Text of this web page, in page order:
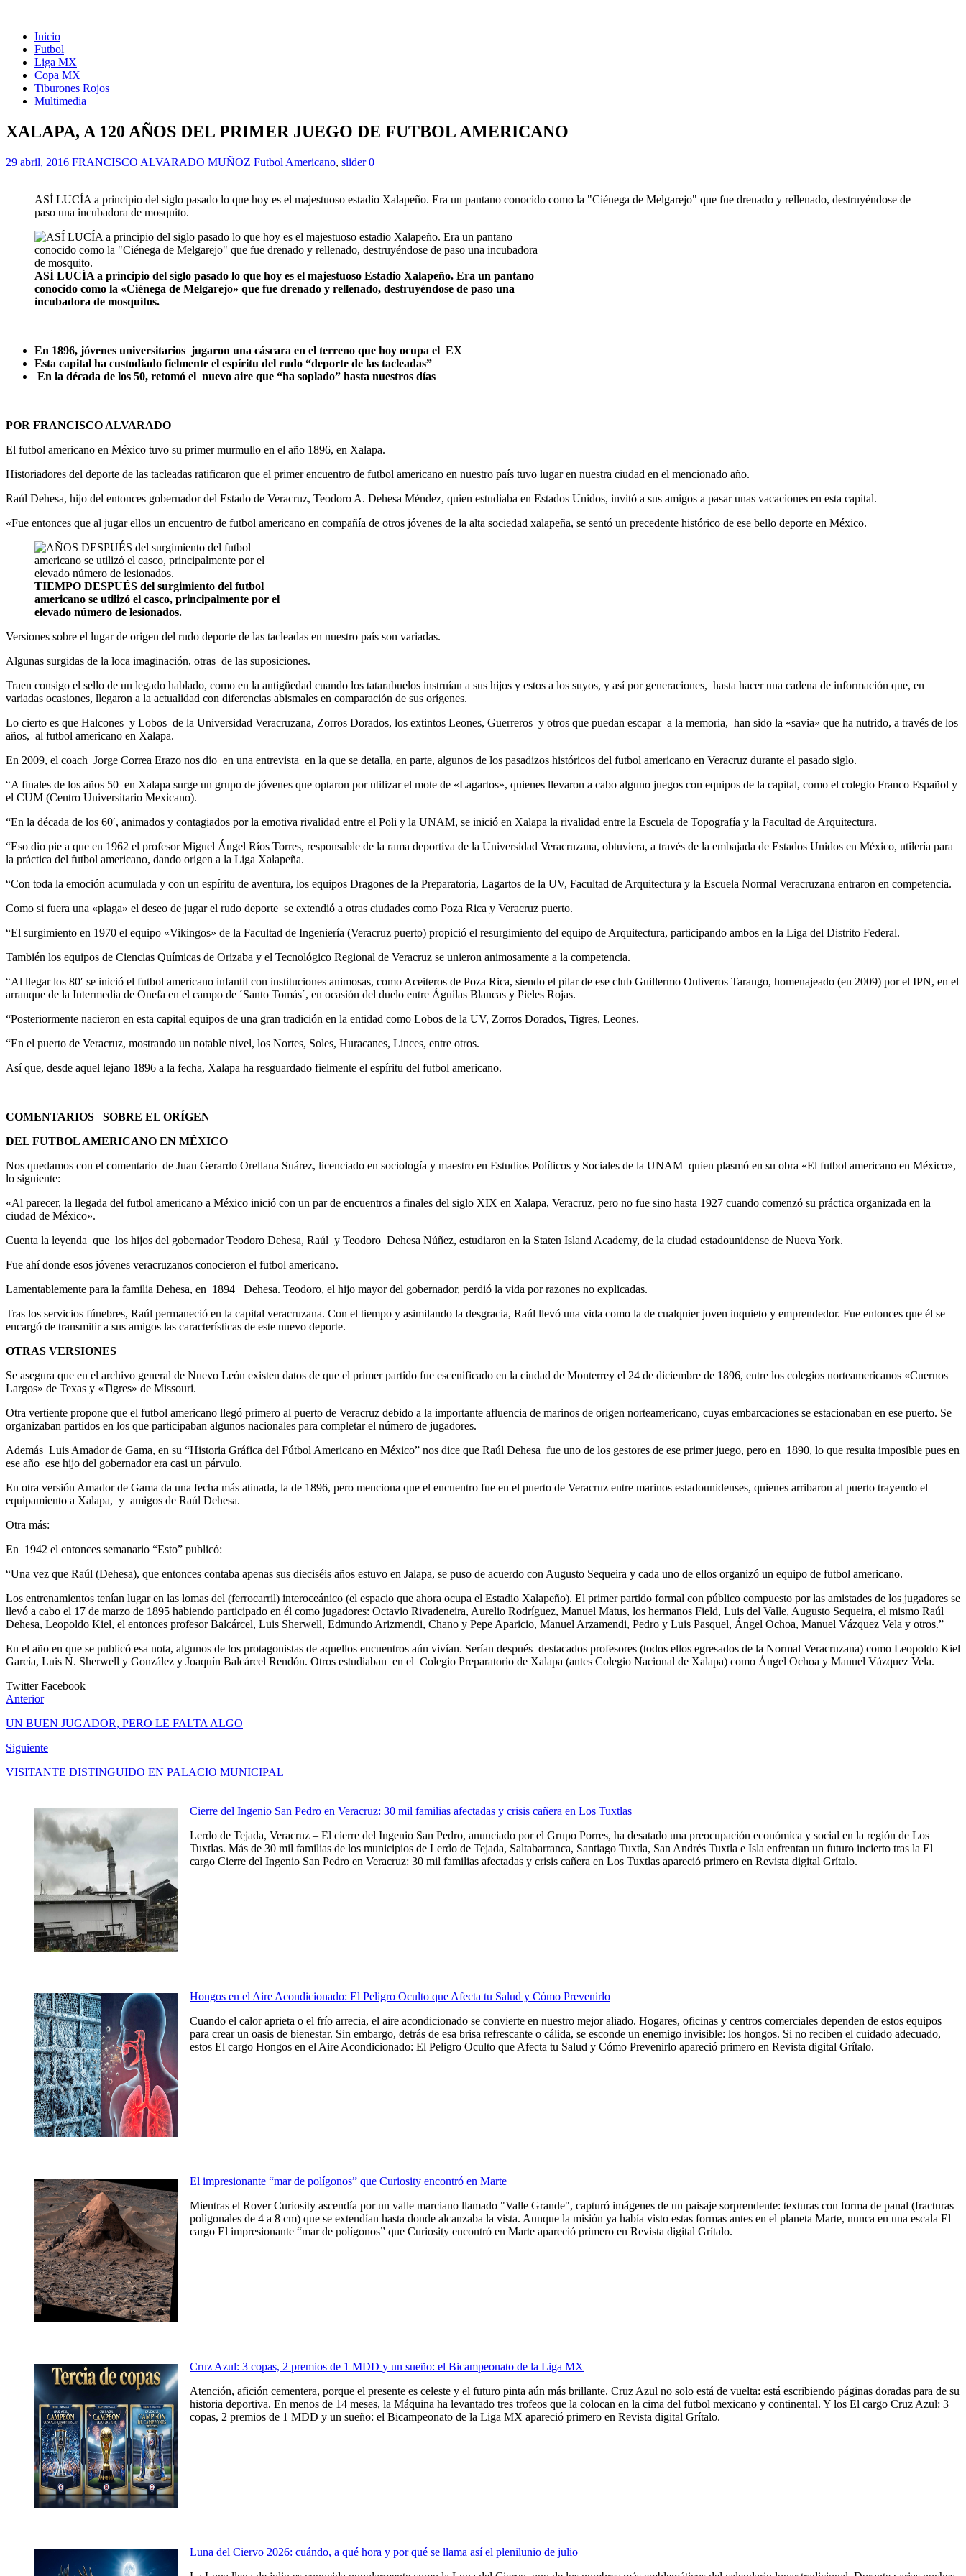
Inicio
Futbol
Liga MX
Copa MX
Tiburones Rojos
Multimedia
XALAPA, A 120 AÑOS DEL PRIMER JUEGO DE FUTBOL AMERICANO
29 abril, 2016 FRANCISCO ALVARADO MUÑOZ Futbol Americano, slider 0
ASÍ LUCÍA a principio del siglo pasado lo que hoy es el majestuoso estadio Xalapeño. Era un pantano conocido como la "Ciénega de Melgarejo" que fue drenado y rellenado, destruyéndose de
paso una incubadora de mosquito.
ASÍ LUCÍA a principio del siglo pasado lo que hoy es el majestuoso Estadio Xalapeño. Era un pantano
conocido como la «Ciénega de Melgarejo» que fue drenado y rellenado, destruyéndose de paso una
incubadora de mosquitos.
En 1896, jóvenes universitarios jugaron una cáscara en el terreno que hoy ocupa el EX
Esta capital ha custodiado fielmente el espíritu del rudo “deporte de las tacleadas”
En la década de los 50, retomó el nuevo aire que “ha soplado” hasta nuestros días
POR FRANCISCO ALVARADO
El futbol americano en México tuvo su primer murmullo en el año 1896, en Xalapa.
Historiadores del deporte de las tacleadas ratificaron que el primer encuentro de futbol americano en nuestro país tuvo lugar en nuestra ciudad en el mencionado año.
Raúl Dehesa, hijo del entonces gobernador del Estado de Veracruz, Teodoro A. Dehesa Méndez, quien estudiaba en Estados Unidos, invitó a sus amigos a pasar unas vacaciones en esta capital.
«Fue entonces que al jugar ellos un encuentro de futbol americano en compañía de otros jóvenes de la alta sociedad xalapeña, se sentó un precedente histórico de ese bello deporte en México.
TIEMPO DESPUÉS del surgimiento del futbol
americano se utilizó el casco, principalmente por el
elevado número de lesionados.
Versiones sobre el lugar de origen del rudo deporte de las tacleadas en nuestro país son variadas.
Algunas surgidas de la loca imaginación, otras de las suposiciones.
Traen consigo el sello de un legado hablado, como en la antigüedad cuando los tatarabuelos instruían a sus hijos y estos a los suyos, y así por generaciones, hasta hacer una cadena de información que, en
variadas ocasiones, llegaron a la actualidad con diferencias abismales en comparación de sus orígenes.
Lo cierto es que Halcones y Lobos de la Universidad Veracruzana, Zorros Dorados, los extintos Leones, Guerreros y otros que puedan escapar a la memoria, han sido la «savia» que ha nutrido, a través de los
años, al futbol americano en Xalapa.
En 2009, el coach Jorge Correa Erazo nos dio en una entrevista en la que se detalla, en parte, algunos de los pasadizos históricos del futbol americano en Veracruz durante el pasado siglo.
“A finales de los años 50 en Xalapa surge un grupo de jóvenes que optaron por utilizar el mote de «Lagartos», quienes llevaron a cabo alguno juegos con equipos de la capital, como el colegio Franco Español y
el CUM (Centro Universitario Mexicano).
“En la década de los 60′, animados y contagiados por la emotiva rivalidad entre el Poli y la UNAM, se inició en Xalapa la rivalidad entre la Escuela de Topografía y la Facultad de Arquitectura.
“Eso dio pie a que en 1962 el profesor Miguel Ángel Ríos Torres, responsable de la rama deportiva de la Universidad Veracruzana, obtuviera, a través de la embajada de Estados Unidos en México, utilería para
la práctica del futbol americano, dando origen a la Liga Xalapeña.
“Con toda la emoción acumulada y con un espíritu de aventura, los equipos Dragones de la Preparatoria, Lagartos de la UV, Facultad de Arquitectura y la Escuela Normal Veracruzana entraron en competencia.
Como si fuera una «plaga» el deseo de jugar el rudo deporte se extendió a otras ciudades como Poza Rica y Veracruz puerto.
“El surgimiento en 1970 el equipo «Vikingos» de la Facultad de Ingeniería (Veracruz puerto) propició el resurgimiento del equipo de Arquitectura, participando ambos en la Liga del Distrito Federal.
También los equipos de Ciencias Químicas de Orizaba y el Tecnológico Regional de Veracruz se unieron animosamente a la competencia.
“Al llegar los 80′ se inició el futbol americano infantil con instituciones animosas, como Aceiteros de Poza Rica, siendo el pilar de ese club Guillermo Ontiveros Tarango, homenajeado (en 2009) por el IPN, en el
arranque de la Intermedia de Onefa en el campo de ´Santo Tomás´, en ocasión del duelo entre Águilas Blancas y Pieles Rojas.
“Posteriormente nacieron en esta capital equipos de una gran tradición en la entidad como Lobos de la UV, Zorros Dorados, Tigres, Leones.
“En el puerto de Veracruz, mostrando un notable nivel, los Nortes, Soles, Huracanes, Linces, entre otros.
Así que, desde aquel lejano 1896 a la fecha, Xalapa ha resguardado fielmente el espíritu del futbol americano.
COMENTARIOS SOBRE EL ORÍGEN
DEL FUTBOL AMERICANO EN MÉXICO
Nos quedamos con el comentario de Juan Gerardo Orellana Suárez, licenciado en sociología y maestro en Estudios Políticos y Sociales de la UNAM quien plasmó en su obra «El futbol americano en México»,
lo siguiente:
«Al parecer, la llegada del futbol americano a México inició con un par de encuentros a finales del siglo XIX en Xalapa, Veracruz, pero no fue sino hasta 1927 cuando comenzó su práctica organizada en la
ciudad de México».
Cuenta la leyenda que los hijos del gobernador Teodoro Dehesa, Raúl y Teodoro Dehesa Núñez, estudiaron en la Staten Island Academy, de la ciudad estadounidense de Nueva York.
Fue ahí donde esos jóvenes veracruzanos conocieron el futbol americano.
Lamentablemente para la familia Dehesa, en 1894 Dehesa. Teodoro, el hijo mayor del gobernador, perdió la vida por razones no explicadas.
Tras los servicios fúnebres, Raúl permaneció en la capital veracruzana. Con el tiempo y asimilando la desgracia, Raúl llevó una vida como la de cualquier joven inquieto y emprendedor. Fue entonces que él se
encargó de transmitir a sus amigos las características de este nuevo deporte.
OTRAS VERSIONES
Se asegura que en el archivo general de Nuevo León existen datos de que el primer partido fue escenificado en la ciudad de Monterrey el 24 de diciembre de 1896, entre los colegios norteamericanos «Cuernos
Largos» de Texas y «Tigres» de Missouri.
Otra vertiente propone que el futbol americano llegó primero al puerto de Veracruz debido a la importante afluencia de marinos de origen norteamericano, cuyas embarcaciones se estacionaban en ese puerto. Se
organizaban partidos en los que participaban algunos nacionales para completar el número de jugadores.
Además Luis Amador de Gama, en su “Historia Gráfica del Fútbol Americano en México” nos dice que Raúl Dehesa fue uno de los gestores de ese primer juego, pero en 1890, lo que resulta imposible pues en
ese año ese hijo del gobernador era casi un párvulo.
En otra versión Amador de Gama da una fecha más atinada, la de 1896, pero menciona que el encuentro fue en el puerto de Veracruz entre marinos estadounidenses, quienes arribaron al puerto trayendo el
equipamiento a Xalapa, y amigos de Raúl Dehesa.
Otra más:
En 1942 el entonces semanario “Esto” publicó:
“Una vez que Raúl (Dehesa), que entonces contaba apenas sus dieciséis años estuvo en Jalapa, se puso de acuerdo con Augusto Sequeira y cada uno de ellos organizó un equipo de futbol americano.
Los entrenamientos tenían lugar en las lomas del (ferrocarril) interoceánico (el espacio que ahora ocupa el Estadio Xalapeño). El primer partido formal con público compuesto por las amistades de los jugadores se
llevó a cabo el 17 de marzo de 1895 habiendo participado en él como jugadores: Octavio Rivadeneira, Aurelio Rodríguez, Manuel Matus, los hermanos Field, Luis del Valle, Augusto Sequeira, el mismo Raúl
Dehesa, Leopoldo Kiel, el entonces profesor Balcárcel, Luis Sherwell, Edmundo Arizmendi, Chano y Pepe Aparicio, Manuel Arzamendi, Pedro y Luis Pasquel, Ángel Ochoa, Manuel Vázquez Vela y otros.”
En el año en que se publicó esa nota, algunos de los protagonistas de aquellos encuentros aún vivían. Serían después destacados profesores (todos ellos egresados de la Normal Veracruzana) como Leopoldo Kiel
García, Luis N. Sherwell y González y Joaquín Balcárcel Rendón. Otros estudiaban en el Colegio Preparatorio de Xalapa (antes Colegio Nacional de Xalapa) como Ángel Ochoa y Manuel Vázquez Vela.
TwitterFacebook
Anterior
UN BUEN JUGADOR, PERO LE FALTA ALGO
Siguiente
VISITANTE DISTINGUIDO EN PALACIO MUNICIPAL
Cierre del Ingenio San Pedro en Veracruz: 30 mil familias afectadas y crisis cañera en Los Tuxtlas
Lerdo de Tejada, Veracruz – El cierre del Ingenio San Pedro, anunciado por el Grupo Porres, ha desatado una preocupación económica y social en la región de Los
Tuxtlas. Más de 30 mil familias de los municipios de Lerdo de Tejada, Saltabarranca, Santiago Tuxtla, San Andrés Tuxtla e Isla enfrentan un futuro incierto tras la El
cargo Cierre del Ingenio San Pedro en Veracruz: 30 mil familias afectadas y crisis cañera en Los Tuxtlas apareció primero en Revista digital Grítalo.
Hongos en el Aire Acondicionado: El Peligro Oculto que Afecta tu Salud y Cómo Prevenirlo
Cuando el calor aprieta o el frío arrecia, el aire acondicionado se convierte en nuestro mejor aliado. Hogares, oficinas y centros comerciales dependen de estos equipos
para crear un oasis de bienestar. Sin embargo, detrás de esa brisa refrescante o cálida, se esconde un enemigo invisible: los hongos. Si no reciben el cuidado adecuado,
estos El cargo Hongos en el Aire Acondicionado: El Peligro Oculto que Afecta tu Salud y Cómo Prevenirlo apareció primero en Revista digital Grítalo.
El impresionante “mar de polígonos” que Curiosity encontró en Marte
Mientras el Rover Curiosity ascendía por un valle marciano llamado "Valle Grande", capturó imágenes de un paisaje sorprendente: texturas con forma de panal (fracturas
poligonales de 4 a 8 cm) que se extendían hasta donde alcanzaba la vista. Aunque la misión ya había visto estas formas antes en el planeta Marte, nunca en una escala El
cargo El impresionante “mar de polígonos” que Curiosity encontró en Marte apareció primero en Revista digital Grítalo.
Cruz Azul: 3 copas, 2 premios de 1 MDD y un sueño: el Bicampeonato de la Liga MX
Atención, afición cementera, porque el presente es celeste y el futuro pinta aún más brillante. Cruz Azul no solo está de vuelta: está escribiendo páginas doradas para de su
historia deportiva. En menos de 14 meses, la Máquina ha levantado tres trofeos que la colocan en la cima del futbol mexicano y continental. Y los El cargo Cruz Azul: 3
copas, 2 premios de 1 MDD y un sueño: el Bicampeonato de la Liga MX apareció primero en Revista digital Grítalo.
Luna del Ciervo 2026: cuándo, a qué hora y por qué se llama así el plenilunio de julio